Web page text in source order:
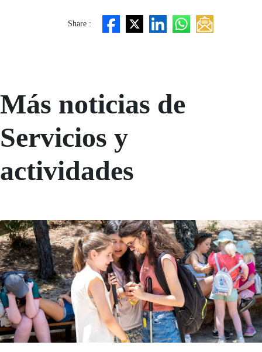
Share :
Más noticias de
Servicios y
actividades